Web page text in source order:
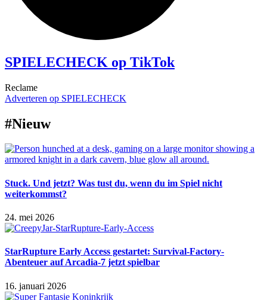
SPIELECHECK op TikTok
Reclame
Adverteren op SPIELECHECK
#Nieuw
Stuck. Und jetzt? Was tust du, wenn du im Spiel nicht
weiterkommst?
24. mei 2026
StarRupture Early Access gestartet: Survival-Factory-
Abenteuer auf Arcadia-7 jetzt spielbar
16. januari 2026